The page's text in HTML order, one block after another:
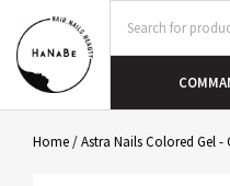
Home/Astra Nails Colored Gel -